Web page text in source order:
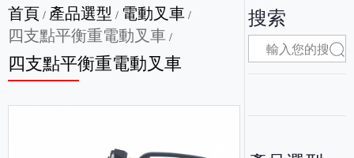
v
i
首頁 / 產品選型 / 電動叉車 /
四支點平衡重電動叉車 /
四支點平衡重電動叉車
搜索